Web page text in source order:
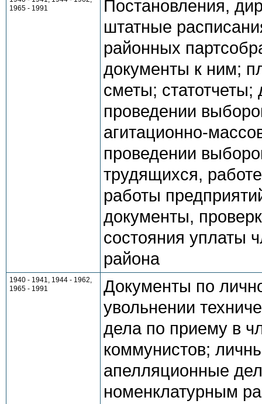
1965 - 1991
Постановления,
штатные
районных
документы к ним;
сметы;
проведении
агитационно-
проведении
трудящихся,
работы
документы,
состояния уплаты
района
1940 - 1941, 1944 - 1962,
1965 - 1991
Документы по
увольнении
дела по приему в
коммунистов;
апелляционные
номенклатурным